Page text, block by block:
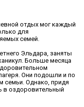
отдых мог каждый
для
семей.
Эльдара, заняты
Больше месяца
Они подошли и по
семьи. Однако, придя
в оздоровительный